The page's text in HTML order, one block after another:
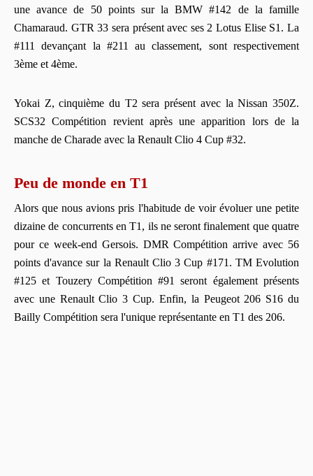
une avance de 50 points sur la BMW #142 de la famille
Chamaraud. GTR 33 sera présent avec ses 2 Lotus Elise S1. La
#111 devançant la #211 au classement, sont respectivement
3ème et 4ème.
Yokai Z, cinquième du T2 sera présent avec la Nissan 350Z.
SCS32 Compétition revient après une apparition lors de la
manche de Charade avec la Renault Clio 4 Cup #32.
Peu de monde en T1
Alors que nous avions pris l'habitude de voir évoluer une petite
dizaine de concurrents en T1, ils ne seront finalement que quatre
pour ce week-end Gersois. DMR Compétition arrive avec 56
points d'avance sur la Renault Clio 3 Cup #171. TM Evolution
#125 et Touzery Compétition #91 seront également présents
avec une Renault Clio 3 Cup. Enfin, la Peugeot 206 S16 du
Bailly Compétition sera l'unique représentante en T1 des 206.